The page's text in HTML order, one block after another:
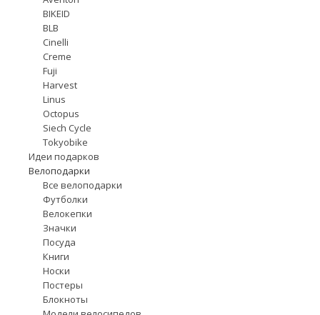
BIKEID
BLB
Cinelli
Creme
Fuji
Harvest
Linus
Octopus
Siech Cycle
Tokyobike
Идеи подарков
Велоподарки
Все велоподарки
Футболки
Велокепки
Значки
Посуда
Книги
Носки
Постеры
Блокноты